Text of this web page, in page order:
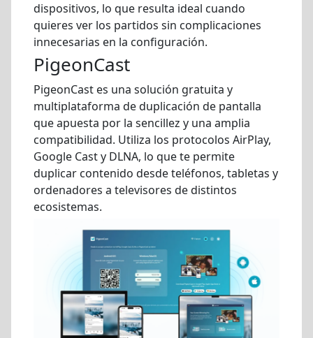
dispositivos, lo que resulta ideal cuando
quieres ver los partidos sin complicaciones
innecesarias en la configuración.
PigeonCast
PigeonCast es una solución gratuita y
multiplataforma de duplicación de pantalla
que apuesta por la sencillez y una amplia
compatibilidad. Utiliza los protocolos AirPlay,
Google Cast y DLNA, lo que te permite
duplicar contenido desde teléfonos, tabletas y
ordenadores a televisores de distintos
ecosistemas.